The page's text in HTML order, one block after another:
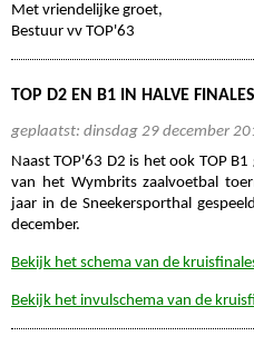
Met vriendelijke groet,
Bestuur vv TOP'63
TOP D2 EN B1 IN HALVE
geplaatst: dinsdag 29 december
Naast TOP'63 D2 is het ook TOP
van het Wymbrits zaalvoetbal
jaar in de Sneekersporthal
december.
Bekijk het schema van de
Bekijk het invulschema van de